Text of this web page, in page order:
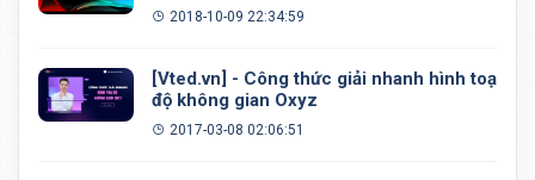
2018-10-09 22:34:59
[Vted.vn] - Công thức giải nhanh hình toạ
độ không gian Oxyz
2017-03-08 02:06:51